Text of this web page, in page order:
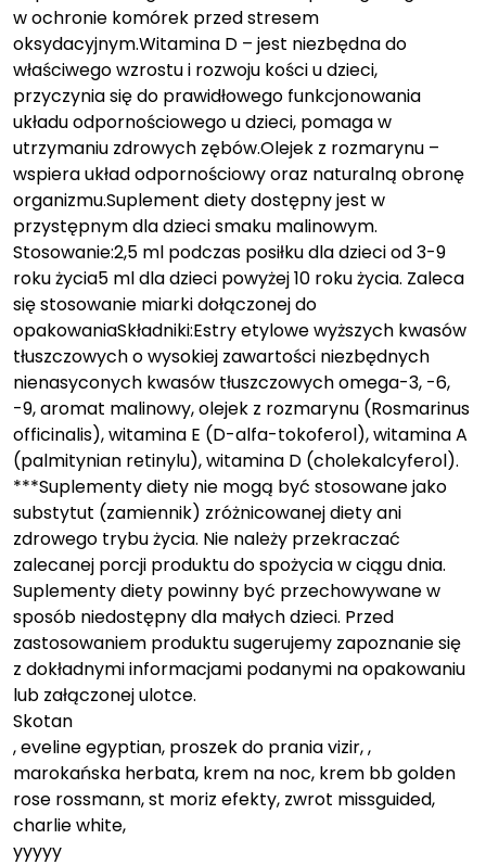
w ochronie komórek przed stresem
oksydacyjnym.Witamina D – jest niezbędna do
właściwego wzrostu i rozwoju kości u dzieci,
przyczynia się do prawidłowego funkcjonowania
układu odpornościowego u dzieci, pomaga w
utrzymaniu zdrowych zębów.Olejek z rozmarynu –
wspiera układ odpornościowy oraz naturalną obronę
organizmu.Suplement diety dostępny jest w
przystępnym dla dzieci smaku malinowym.
Stosowanie:2,5 ml podczas posiłku dla dzieci od 3-9
roku życia5 ml dla dzieci powyżej 10 roku życia. Zaleca
się stosowanie miarki dołączonej do
opakowaniaSkładniki:Estry etylowe wyższych kwasów
tłuszczowych o wysokiej zawartości niezbędnych
nienasyconych kwasów tłuszczowych omega-3, -6,
-9, aromat malinowy, olejek z rozmarynu (Rosmarinus
officinalis), witamina E (D-alfa-tokoferol), witamina A
(palmitynian retinylu), witamina D (cholekalcyferol).
***Suplementy diety nie mogą być stosowane jako
substytut (zamiennik) zróżnicowanej diety ani
zdrowego trybu życia. Nie należy przekraczać
zalecanej porcji produktu do spożycia w ciągu dnia.
Suplementy diety powinny być przechowywane w
sposób niedostępny dla małych dzieci. Przed
zastosowaniem produktu sugerujemy zapoznanie się
z dokładnymi informacjami podanymi na opakowaniu
lub załączonej ulotce.
Skotan
, eveline egyptian, proszek do prania vizir, ,
marokańska herbata, krem na noc, krem bb golden
rose rossmann, st moriz efekty, zwrot missguided,
charlie white,
yyyyy